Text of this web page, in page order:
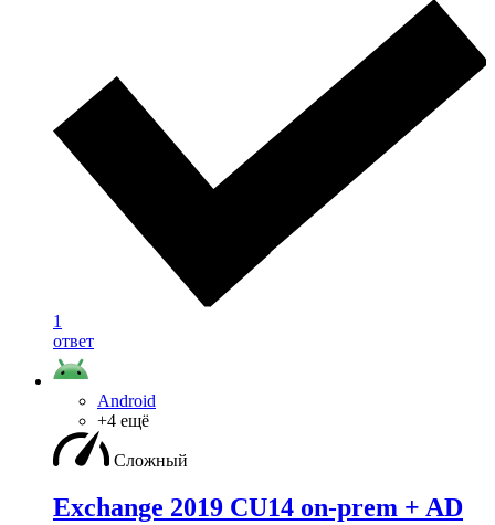
1
ответ
Android
+4 ещё
Сложный
Exchange 2019 CU14 on-prem + AD